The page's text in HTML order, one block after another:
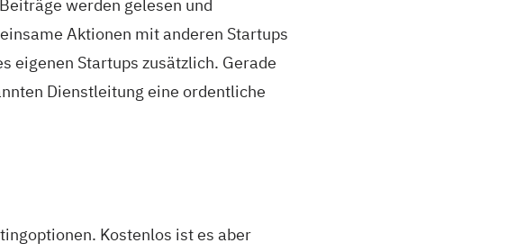
werden gelesen und
Aktionen mit anderen Startups
eigenen Startups zusätzlich. Gerade
Dienstleitung eine ordentliche
Kostenlos ist es aber